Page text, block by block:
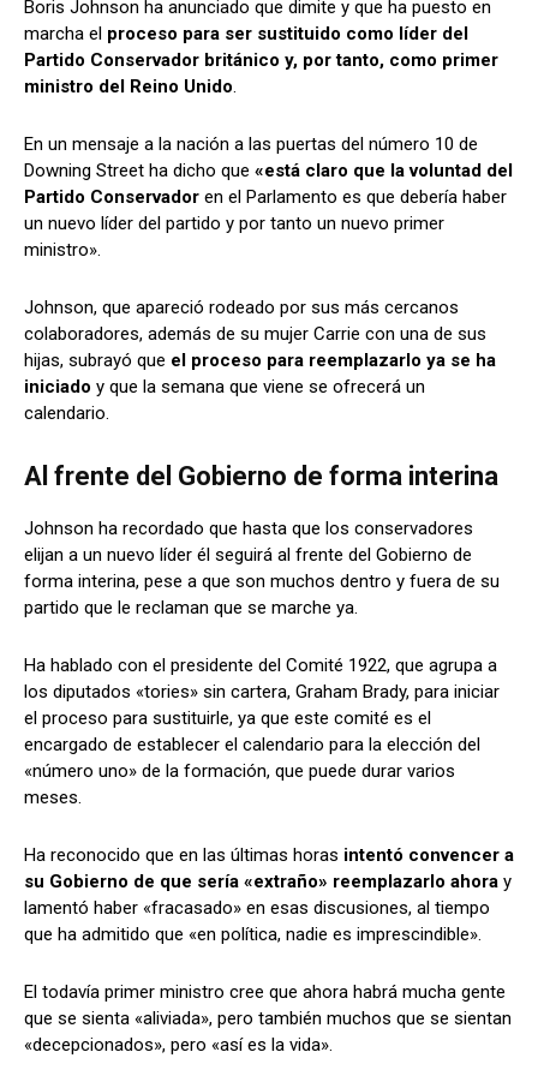
Síganos
Síganos
Boris Johnson ha anunciado que dimite y que ha puesto en
marcha el proceso para ser sustituido como líder del
Partido Conservador británico y, por tanto, como primer
ministro del Reino Unido.
En un mensaje a la nación a las puertas del número 10 de
Downing Street ha dicho que «está claro que la voluntad del
Partido Conservador en el Parlamento es que debería haber
un nuevo líder del partido y por tanto un nuevo primer
ministro».
Johnson, que apareció rodeado por sus más cercanos
colaboradores, además de su mujer Carrie con una de sus
hijas, subrayó que el proceso para reemplazarlo ya se ha
iniciado y que la semana que viene se ofrecerá un
calendario.
Al frente del Gobierno de forma interina
Johnson ha recordado que hasta que los conservadores
elijan a un nuevo líder él seguirá al frente del Gobierno de
forma interina, pese a que son muchos dentro y fuera de su
partido que le reclaman que se marche ya.
Ha hablado con el presidente del Comité 1922, que agrupa a
los diputados «tories» sin cartera, Graham Brady, para iniciar
el proceso para sustituirle, ya que este comité es el
encargado de establecer el calendario para la elección del
«número uno» de la formación, que puede durar varios
meses.
Ha reconocido que en las últimas horas intentó convencer a
su Gobierno de que sería «extraño» reemplazarlo ahora y
lamentó haber «fracasado» en esas discusiones, al tiempo
que ha admitido que «en política, nadie es imprescindible».
El todavía primer ministro cree que ahora habrá mucha gente
que se sienta «aliviada», pero también muchos que se sientan
«decepcionados», pero «así es la vida».